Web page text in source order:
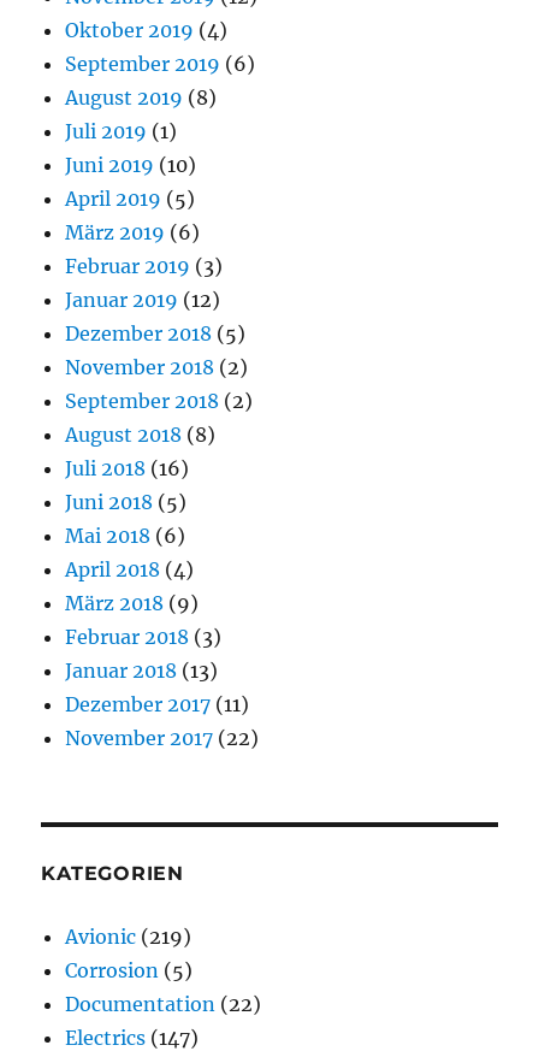
Oktober 2019 (4)
September 2019 (6)
August 2019 (8)
Juli 2019 (1)
Juni 2019 (10)
April 2019 (5)
März 2019 (6)
Februar 2019 (3)
Januar 2019 (12)
Dezember 2018 (5)
November 2018 (2)
September 2018 (2)
August 2018 (8)
Juli 2018 (16)
Juni 2018 (5)
Mai 2018 (6)
April 2018 (4)
März 2018 (9)
Februar 2018 (3)
Januar 2018 (13)
Dezember 2017 (11)
November 2017 (22)
KATEGORIEN
Avionic (219)
Corrosion (5)
Documentation (22)
Electrics (147)